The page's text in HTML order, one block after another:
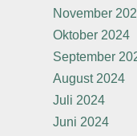
November
Oktober 2024
September
August 2024
Juli 2024
Juni 2024